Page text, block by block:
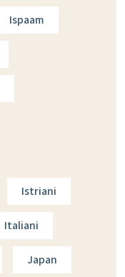
Ispaam
Istriani
Italiani
Japan